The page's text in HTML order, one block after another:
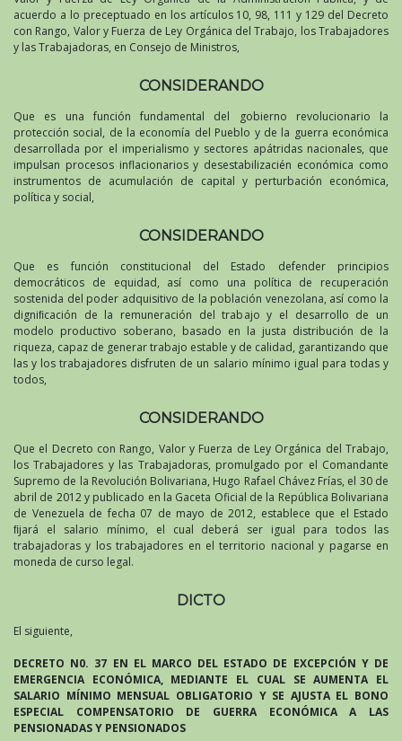
acuerdo a lo preceptuado en los artículos 10, 98, 111 y 129 del Decreto
con Rango, Valor y Fuerza de Ley Orgánica del Trabajo, los Trabajadores
y las Trabajadoras, en Consejo de Ministros,
CONSIDERANDO
Que es una función fundamental del gobierno revolucionario la
protección social, de la economía del Pueblo y de la guerra económica
desarrollada por el imperialismo y sectores apátridas nacionales, que
impulsan procesos inflacionarios y desestabilizacién económica como
instrumentos de acumulación de capital y perturbación económica,
política y social,
CONSIDERANDO
Que es función constitucional del Estado defender principios
democráticos de equidad, así como una política de recuperación
sostenida del poder adquisitivo de la población venezolana, así como la
digniﬁcación de la remuneración del trabajo y el desarrollo de un
modelo productivo soberano, basado en la justa distribución de la
riqueza, capaz de generar trabajo estable y de calidad, garantizando que
las y los trabajadores disfruten de un salario mínimo igual para todas y
todos,
CONSIDERANDO
Que el Decreto con Rango, Valor y Fuerza de Ley Orgánica del Trabajo,
los Trabajadores y las Trabajadoras, promulgado por el Comandante
Supremo de la Revolución Bolivariana, Hugo Rafael Chávez Frías, el 30 de
abril de 2012 y publicado en la Gaceta Oficial de la República Bolivariana
de Venezuela de fecha 07 de mayo de 2012, establece que el Estado
ﬁjará el salario mínimo, el cual deberá ser igual para todos las
trabajadoras y los trabajadores en el territorio nacional y pagarse en
moneda de curso legal.
DICTO
El siguiente,
DECRETO N0. 37 EN EL MARCO DEL ESTADO DE EXCEPCIÓN Y DE
EMERGENCIA ECONÓMICA, MEDIANTE EL CUAL SE AUMENTA EL
SALARIO MÍNIMO MENSUAL OBLIGATORIO Y SE AJUSTA EL BONO
ESPECIAL COMPENSATORIO DE GUERRA ECONÓMICA A LAS
PENSIONADAS Y PENSIONADOS